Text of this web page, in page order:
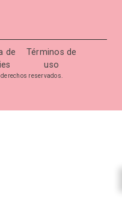
de
Términos de
uso
reservados.